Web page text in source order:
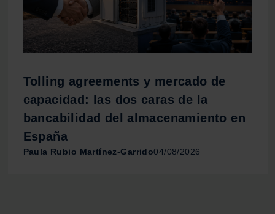
Tolling agreements y mercado de
capacidad: las dos caras de la
bancabilidad del almacenamiento en
España
Paula Rubio Martínez-Garrido04/08/2026